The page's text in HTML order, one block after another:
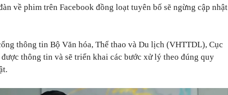
về phim trên Facebook đồng loạt tuyên bố sẽ ngừng cập nhật
thông tin Bộ Văn hóa, Thể thao và Du lịch (VHTTDL), Cục
thông tin và sẽ triển khai các bước xử lý theo đúng quy